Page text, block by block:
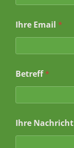
B
t
r
f
*
Ihre Email *
Betreff*
Ihre Nachricht